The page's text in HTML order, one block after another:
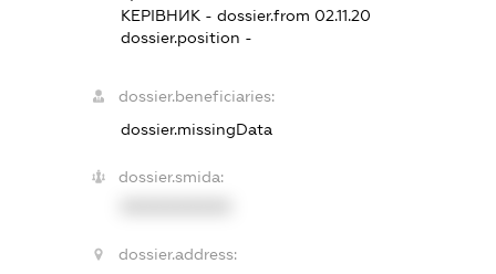
КЕРІВНИК - dossier.from 02.11.20
dossier.position -
dossier.beneficiaries:
dossier.missingData
dossier.smida:
dossier.address: